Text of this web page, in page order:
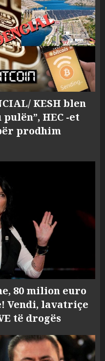
KESH blen
HEC -et
prodhim
80 milion euro
Vendi, lavatriçe
të drogës